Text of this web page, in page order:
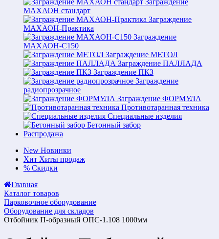
Заграждение
МАХАОН стандарт
Заграждение
МАХАОН-Практика
Заграждение
МАХАОН-С150
Заграждение МЕТОЛ
Заграждение ПАЛЛАДА
Заграждение ПКЗ
Заграждение
радиопрозрачное
Заграждение ФОРМУЛА
Противотаранная техника
Специальные изделия
Бетонный забор
Распродажа
New Новинки
Хит Хиты продаж
% Скидки
Главная
Каталог товаров
Парковочное оборудование
Оборудование для складов
Отбойник П-образный ОПС-1.108 1000мм